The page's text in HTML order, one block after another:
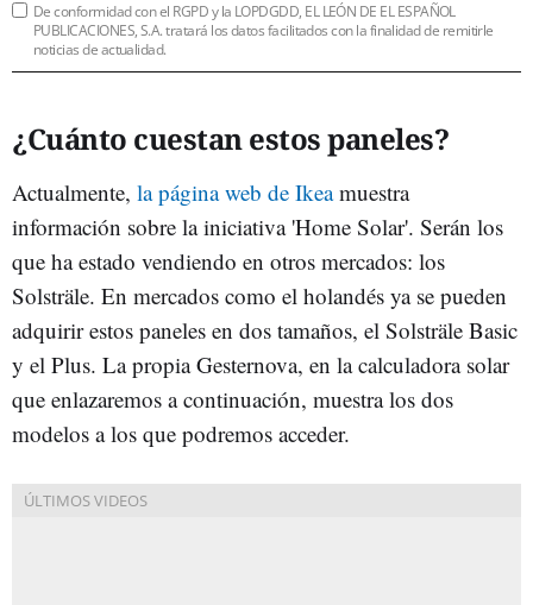
De conformidad con el RGPD y la LOPDGDD, EL LEÓN DE EL ESPAÑOL
PUBLICACIONES, S.A. tratará los datos facilitados con la finalidad de remitirle
noticias de actualidad.
¿Cuánto cuestan estos paneles?
Actualmente, la página web de Ikeamuestra
información sobre la iniciativa 'Home Solar'. Serán los
que ha estado vendiendo en otros mercados: los
Solsträle. En mercados como el holandés ya se pueden
adquirir estos paneles en dos tamaños, el Solsträle Basic
y el Plus. La propia Gesternova, en la calculadora solar
que enlazaremos a continuación, muestra los dos
modelos a los que podremos acceder.